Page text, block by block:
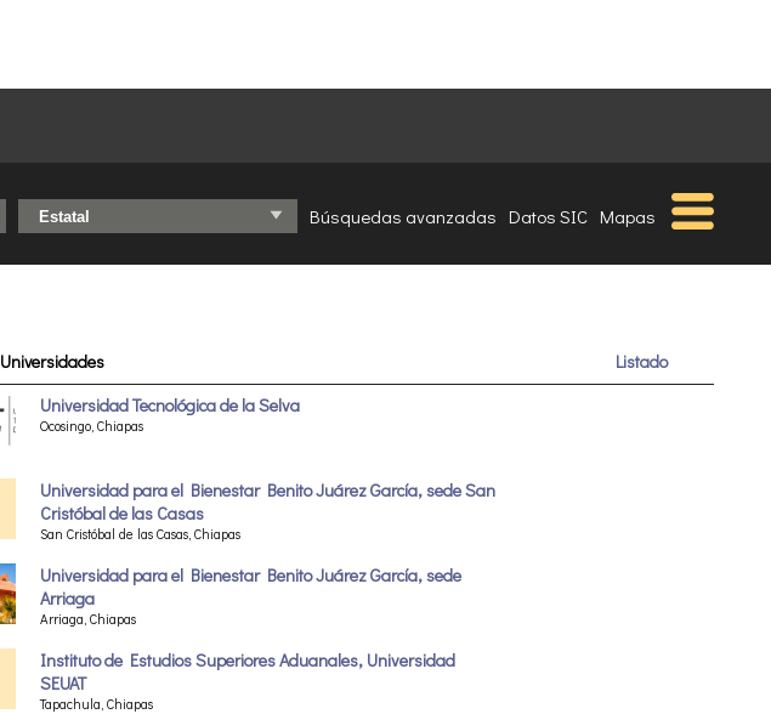
Búsquedas avanzadas Datos SIC Mapas
Universidades
Listado
Universidad Tecnológica de la Selva
Ocosingo, Chiapas
Universidad para el Bienestar Benito Juárez García, sede San
Cristóbal de las Casas
San Cristóbal de las Casas, Chiapas
Universidad para el Bienestar Benito Juárez García, sede
Arriaga
Arriaga, Chiapas
Instituto de Estudios Superiores Aduanales, Universidad
SEUAT
Tapachula, Chiapas